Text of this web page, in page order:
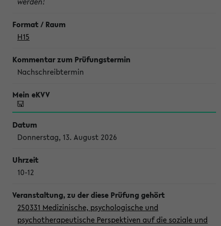
H15
Nachschreibtermin
Donnerstag, 13. August 2026
10-12
250331 Medizinische, psychologische und
psychotherapeutische Perspektiven auf die soziale und